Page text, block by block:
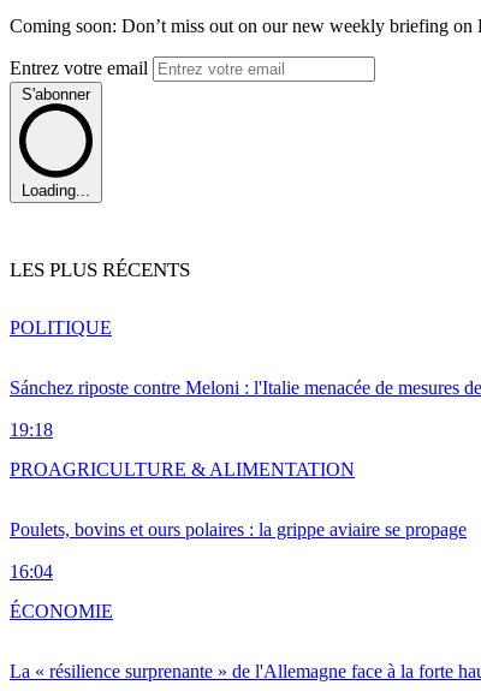
Coming soon: Don’t miss out on our new weekly briefing on
Entrez votre email
S'abonner
Loading...
LES PLUS RÉCENTS
Sánchez riposte contre Meloni : l'Italie menacée de mesures
19:18
POLITIQUE
Poulets, bovins et ours polaires : la grippe aviaire se propage
16:04
PROAGRICULTURE & ALIMENTATION
La « résilience surprenante » de l'Allemagne face à la forte
ÉCONOMIE